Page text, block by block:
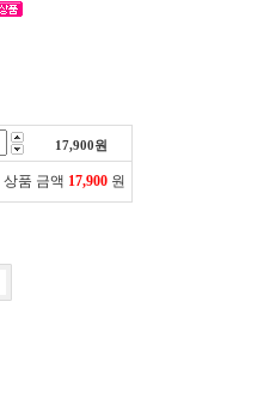
17,900원
상품 금액 17,900 원